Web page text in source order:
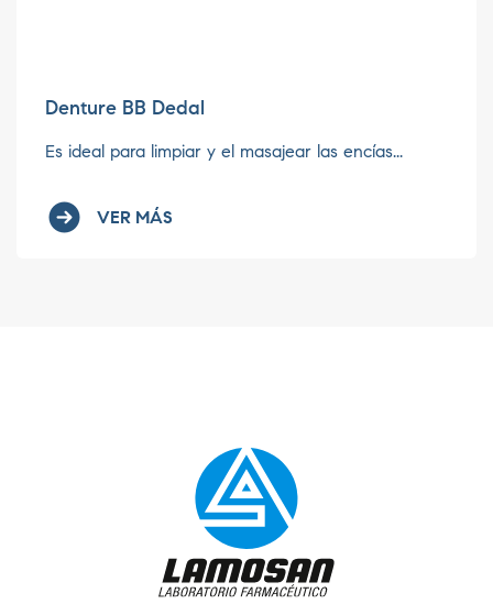
Denture BB Dedal
Es ideal para limpiar y el masajear las encías...
VER MÁS